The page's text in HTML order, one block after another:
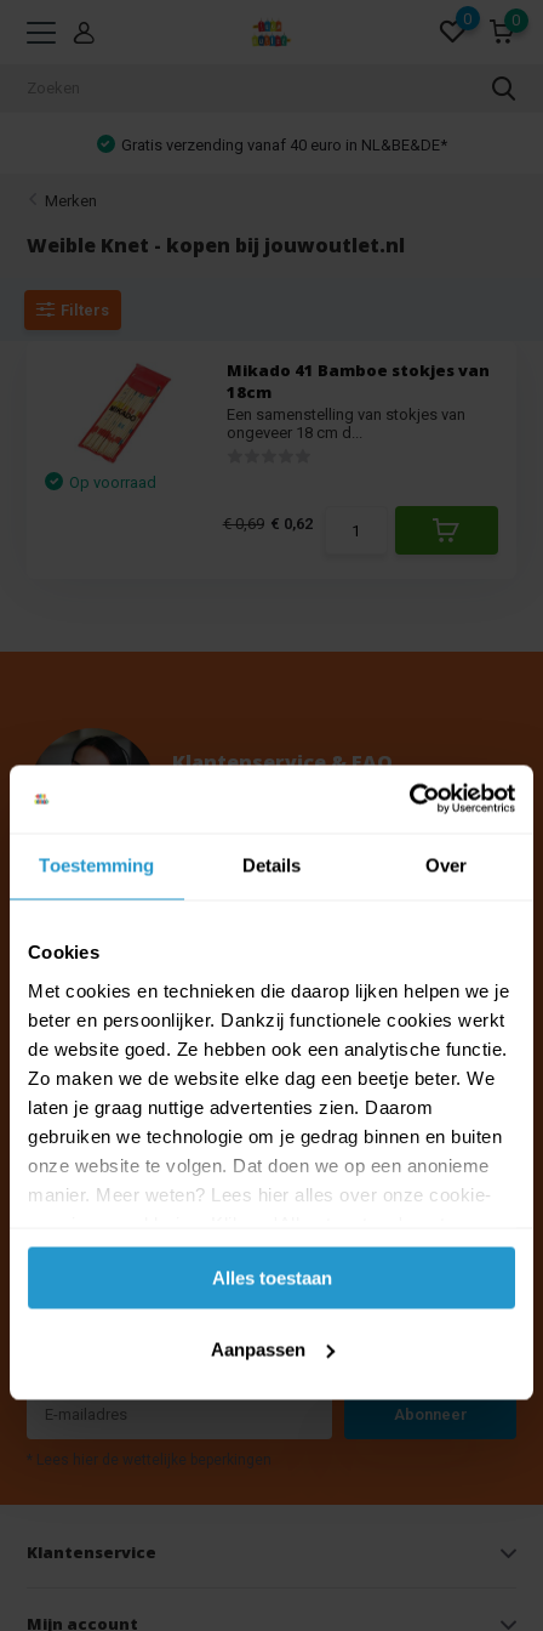
Toestemming Details Over
Cookies
Met cookies en technieken die daarop lijken helpen we je
beter en persoonlijker. Dankzij functionele cookies werkt
de website goed. Ze hebben ook een analytische functie.
Zo maken we de website elke dag een beetje beter. We
laten je graag nuttige advertenties zien. Daarom
gebruiken we technologie om je gedrag binnen en buiten
onze website te volgen. Dat doen we op een anonieme
manier. Meer weten? Lees hier alles over onze cookie-
accepteren.
Alles toestaan
Aanpassen
0 0
Gratis verzending vanaf 40 euro in NL&BE&DE*
Merken
Weible Knet - kopen bij jouwoutlet.nl
Filters
Mikado 41 Bamboe stokjes van
18cm
Een samenstelling van stokjes van
ongeveer 18 cm d...
Op voorraad
€ 0,69 € 0,62
Klantenservice & FAQ
Ma t/m vr van 09:30 - 16:00 telefonisch
+31 (0)13 785 62 41
+31 (0)13 785 62 41
info@jouwoutlet.nl
Mis geen nieuws, acties en voordelen! Schrijf je in voor onze
Abonneer
* Lees hier de wettelijke beperkingen
Klantenservice
Mijn account